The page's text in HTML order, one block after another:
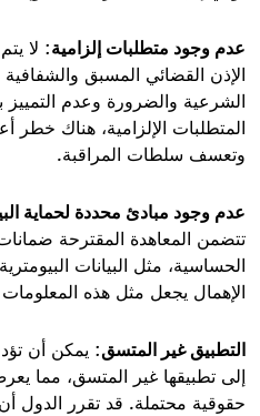
عدم وجود متطلبات إلزامية: لا
الإذن القضائي المسبق
الشرعية والضرورة وعدم
المتطلبات الإلزامية، هناك خطر
وتعسف سلطات المراقبة.
عدم وجود مبادئ محددة لحماية
تتضمن المعاهدة المقترحة
الحساسية، مثل البيانات
الإهمال يجعل مثل هذه
التطبيق غير المتسق: يمكن أن
إلى تطبيقها غير المتسق، مما
حقوقية محتملة. قد تقرر الدول